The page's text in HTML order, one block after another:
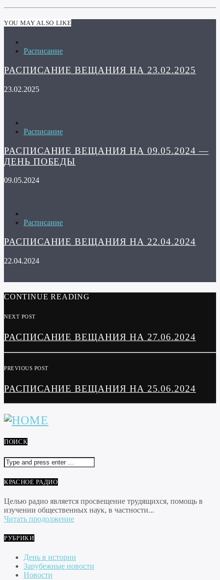
YOU MAY ALSO LIKE
Расписание
РАСПИСАНИЕ ВЕЩАНИЯ НА 23.02.2025
23.02.2025
Расписание
РАСПИСАНИЕ ВЕЩАНИЯ НА 09.05.2024 —
ДЕНЬ ПОБЕДЫ
09.05.2024
Расписание
РАСПИСАНИЕ ВЕЩАНИЯ НА 22.04.2024
22.04.2024
CONTINUE READING
NEXT POST
РАСПИСАНИЕ ВЕЩАНИЯ НА 27.06.2024
PREVIOUS POST
РАСПИСАНИЕ ВЕЩАНИЯ НА 25.06.2024
ПОИСК
КРАСНОЕ РАДИО
Целью радио является просвещение трудящихся, помощь в
изучении общественных наук, в частности...
Читать продолжение
РУБРИКИ
День в истории
Зарубежные новости
Новости